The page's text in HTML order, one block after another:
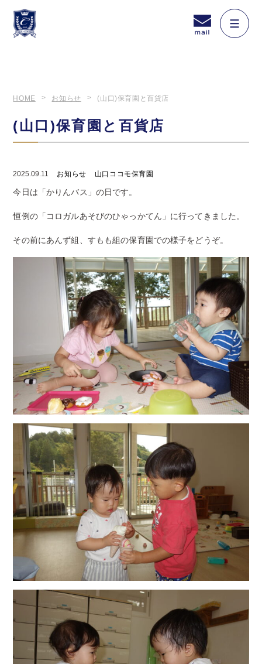
HOME お知らせ (山口)保育園と百貨店
(山口)保育園と百貨店
2025.09.11 お知らせ 山口ココモ保育園
今日は「かりんバス」の日です。
恒例の「コロガルあそびのひゃっかてん」に行ってきました。
その前にあんず組、すもも組の保育園での様子をどうぞ。